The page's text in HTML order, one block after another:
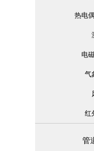
热电
电
气
红
管